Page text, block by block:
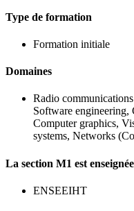
Type de formation
Formation initiale
Domaines
Radio
Software
Computer graphics,
systems, Networks
La section M1 est
ENSEEIHT